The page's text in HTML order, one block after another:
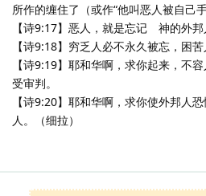
所作的缠住了（或作“他叫恶人被自己
【诗9:17】恶人，就是忘记 神的外邦
【诗9:18】穷乏人必不永久被忘，困
【诗9:19】耶和华啊，求你起来，不
受审判。
【诗9:20】耶和华啊，求你使外邦人
人。（细拉）